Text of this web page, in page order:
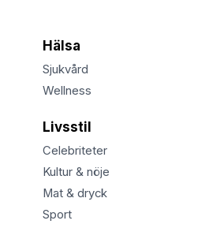
Hälsa
Sjukvård
Wellness
Livsstil
Celebriteter
Kultur & nöje
Mat & dryck
Sport